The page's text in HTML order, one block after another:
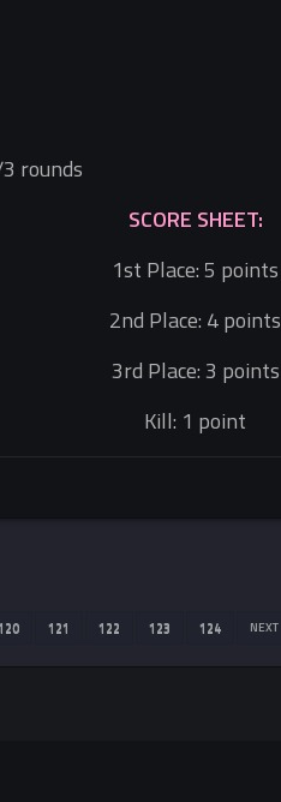
rounds
SCORE SHEET:
1st Place: 5 points
2nd Place: 4 points
3rd Place: 3 points
Kill: 1 point
121 122 123 124 NEXT